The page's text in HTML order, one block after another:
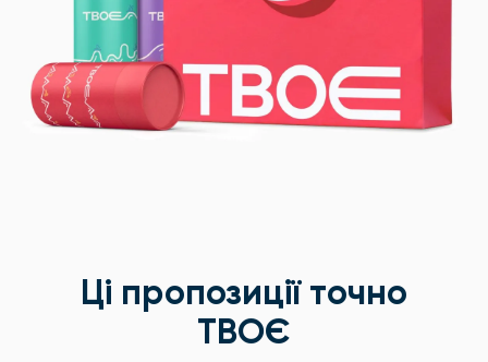
Ці пропозиції точно
ТВОЄ